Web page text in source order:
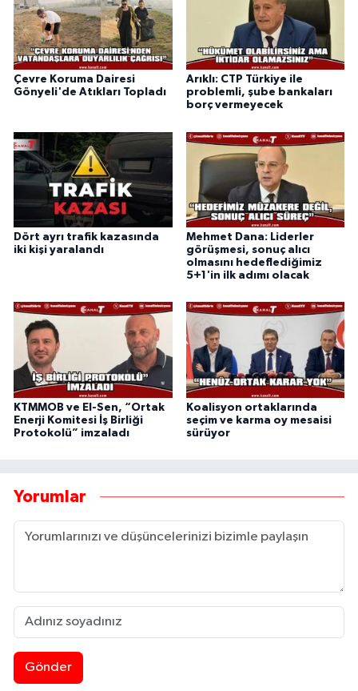
Çevre Koruma Dairesi
Gönyeli'de Atıkları Topladı
Arıklı: CTP Türkiye ile
problemli, şube bankaları
borç vermeyecek
Dört ayrı trafik kazasında
iki kişi yaralandı
Mehmet Dana: Liderler
görüşmesi, sonuç alıcı
olmasını hedeflediğimiz
5+1'in ilk adımı olacak
KTMMOB ve El-Sen, “Ortak
Enerji Komitesi İş Birliği
Protokolü” imzaladı
Koalisyon ortaklarında
seçim ve karma oy mesaisi
sürüyor
Yorumlar
Gönder